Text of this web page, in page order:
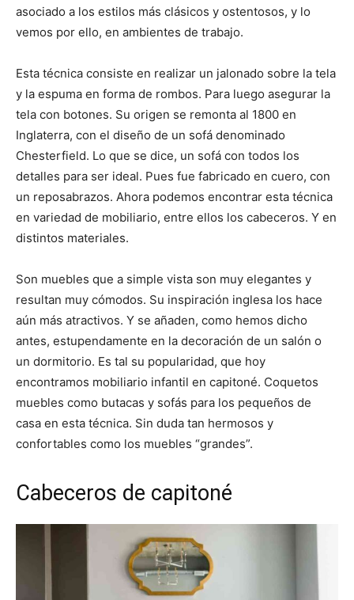
asociado a los estilos más clásicos y ostentosos, y lo
vemos por ello, en ambientes de trabajo.
Esta técnica consiste en realizar un jalonado sobre la tela
y la espuma en forma de rombos. Para luego asegurar la
tela con botones. Su origen se remonta al 1800 en
Inglaterra, con el diseño de un sofá denominado
Chesterfield. Lo que se dice, un sofá con todos los
detalles para ser ideal. Pues fue fabricado en cuero, con
un reposabrazos. Ahora podemos encontrar esta técnica
en variedad de mobiliario, entre ellos los cabeceros. Y en
distintos materiales.
Son muebles que a simple vista son muy elegantes y
resultan muy cómodos. Su inspiración inglesa los hace
aún más atractivos. Y se añaden, como hemos dicho
antes, estupendamente en la decoración de un salón o
un dormitorio. Es tal su popularidad, que hoy
encontramos mobiliario infantil en capitoné. Coquetos
muebles como butacas y sofás para los pequeños de
casa en esta técnica. Sin duda tan hermosos y
confortables como los muebles “grandes”.
Cabeceros de capitoné